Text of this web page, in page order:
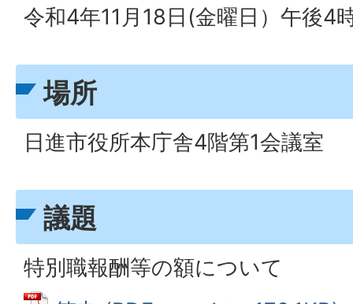
令和4年11月18日(金曜日）午後4
場所
日進市役所本庁舎4階第1会議室
議題
特別職報酬等の額について